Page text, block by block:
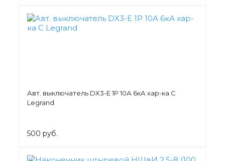
Авт. выключатель DX3-E 1Р 10А 6кА хар-ка С
Legrand
500 руб.